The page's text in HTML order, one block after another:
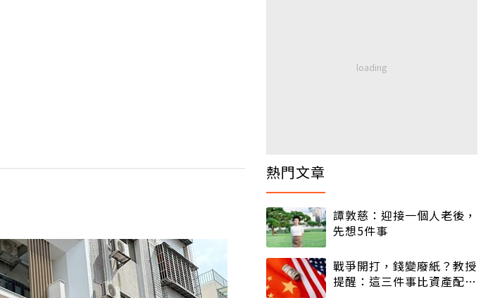
熱門文章
譚敦慈：迎接一個人老後，
先想5件事
戰爭開打，錢變廢紙？教授
提醒：這三件事比資產配置